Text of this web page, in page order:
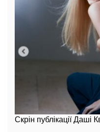
Скрін публікації Даші